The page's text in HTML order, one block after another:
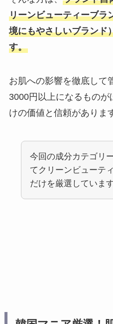
リーンビューティーブラ
境にもやさしいブランド
す。
お肌への影響を徹底して
3000円以上になるもの
けの価値と信頼がありま
今回の成分カテゴリ
てクリーンビューテ
だけを厳選しています